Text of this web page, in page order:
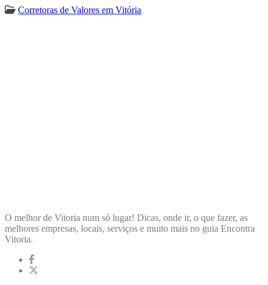
Corretoras de Valores em Vitória
O melhor de Vitoria num só lugar! Dicas, onde ir, o que fazer, as
melhores empresas, locais, serviços e muito mais no guia Encontra
Vitoria.